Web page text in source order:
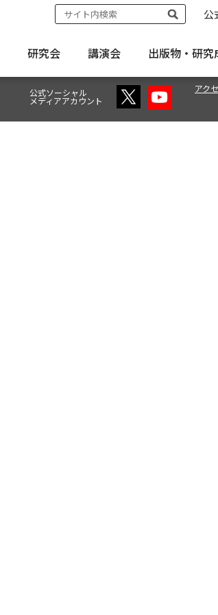
公
研究会 講演会 出版物・ 研究
アク
公式ソーシャル
メディアアカウント